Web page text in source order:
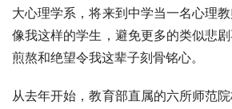
大心理学系，将来到中学当一名心理
像我这样的学生，避免更多的类似悲
煎熬和绝望令我这辈子刻骨铭心。
从去年开始，教育部直属的六所师范